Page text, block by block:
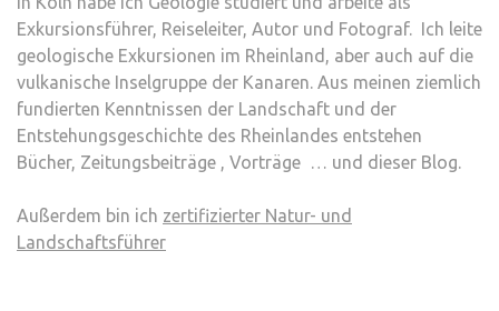
Exkursionsführer, Reiseleiter, Autor und Fotograf. Ich leite
geologische Exkursionen im Rheinland, aber auch auf die
vulkanische Inselgruppe der Kanaren. Aus meinen ziemlich
fundierten Kenntnissen der Landschaft und der
Entstehungsgeschichte des Rheinlandes entstehen
Bücher, Zeitungsbeiträge , Vorträge … und dieser Blog.
Außerdem bin ich zertifizierter Natur- und
Landschaftsführer